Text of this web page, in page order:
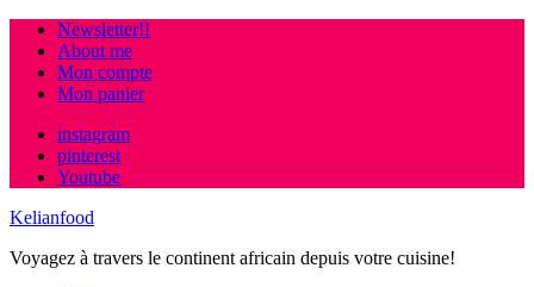
Newsletter!!
About me
Mon compte
Mon panier
instagram
pinterest
Youtube
Kelianfood
Voyagez à travers le continent africain depuis votre cuisine!